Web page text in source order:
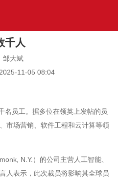
千人
邹大斌
2025-11-05 08:04
名员工。据多位在领英上发帖的员
市场营销、软件工程和云计算等领
N.Y.）的公司主营人工智能、
人表示，此次裁员将影响其全球员